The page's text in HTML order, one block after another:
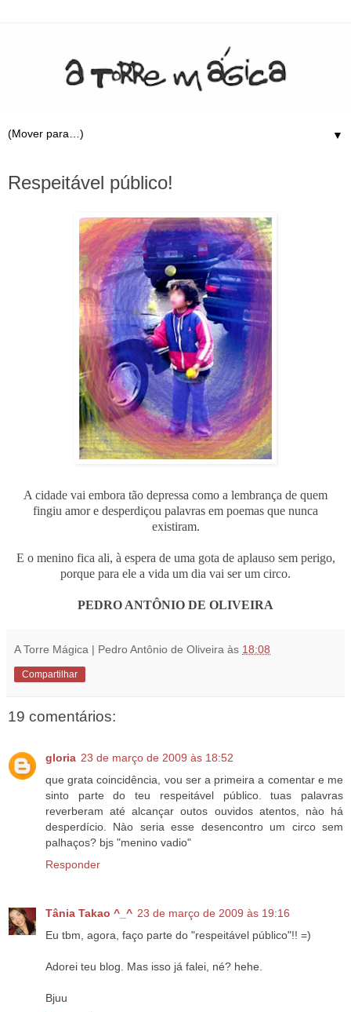
▼
Respeitável público!
A cidade vai embora tão depressa como a lembrança de quem
fingiu amor e desperdiçou palavras em poemas que nunca
existiram.
E o menino fica ali, à espera de uma gota de aplauso sem perigo,
porque para ele a vida um dia vai ser um circo.
PEDRO ANTÔNIO DE OLIVEIRA
A Torre Mágica | Pedro Antônio de Oliveira às 18:08
Compartilhar
19 comentários:
gloria 23 de março de 2009 às 18:52
que grata coincidência, vou ser a primeira a comentar e me
sinto parte do teu respeitável público. tuas palavras
reverberam até alcançar outos ouvidos atentos, nào há
desperdício. Nào seria esse desencontro um circo sem
palhaços? bjs "menino vadio"
Responder
Tânia Takao ^_^ 23 de março de 2009 às 19:16
Eu tbm, agora, faço parte do "respeitável público"!! =)
Adorei teu blog. Mas isso já falei, né? hehe.
Bjuu